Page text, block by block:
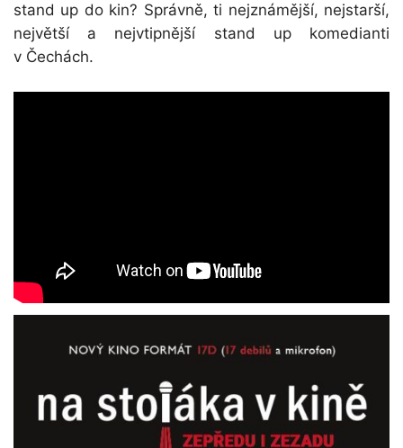
stand up do kin? Správně, ti nejznámější, nejstarší,
největší a nejvtipnější stand up komedianti
v Čechách.